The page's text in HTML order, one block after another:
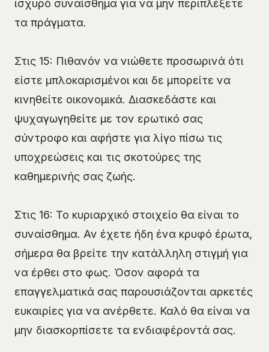
ισχυρό συναίσθημα για να μην περιπλέξετε
τα πράγματα.
Στις 15: Πιθανόν να νιώθετε προσωρινά ότι
είστε μπλοκαρισμένοι και δε μπορείτε να
κινηθείτε οικονομικά. Διασκεδάστε και
ψυχαγωγηθείτε με τον ερωτικό σας
σύντροφο και αφήστε για λίγο πίσω τις
υποχρεώσεις και τις σκοτούρες της
καθημερινής σας ζωής.
Στις 16: Το κυριαρχικό στοιχείο θα είναι το
συναίσθημα. Αν έχετε ήδη ένα κρυφό έρωτα,
σήμερα θα βρείτε την κατάλληλη στιγμή για
να έρθει στο φως. Όσον αφορά τα
επαγγελματικά σας παρουσιάζονται αρκετές
ευκαιρίες για να ανέρθετε. Καλό θα είναι να
μην διασκορπίσετε τα ενδιαφέροντά σας.